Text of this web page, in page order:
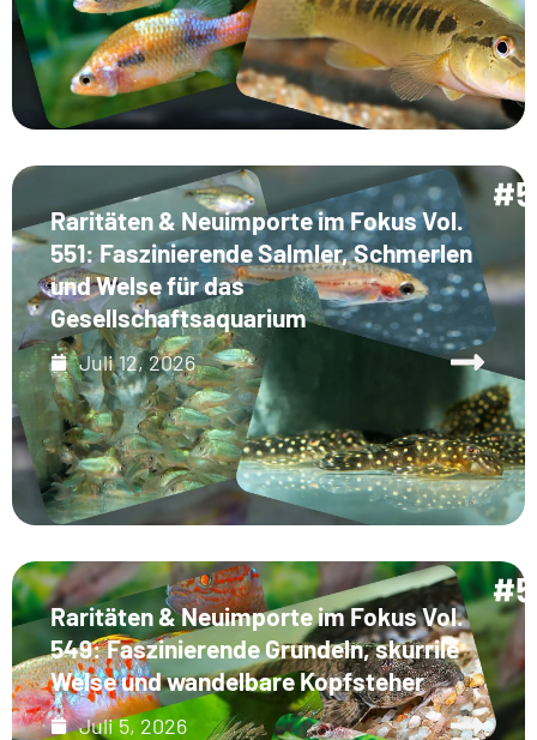
Raritäten & Neuimporte im Fokus Vol.
551: Faszinierende Salmler, Schmerlen
und Welse für das
Gesellschaftsaquarium
Juli 12, 2026
Raritäten & Neuimporte im Fokus Vol.
549: Faszinierende Grundeln, skurrile
Welse und wandelbare Kopfsteher
Juli 5, 2026